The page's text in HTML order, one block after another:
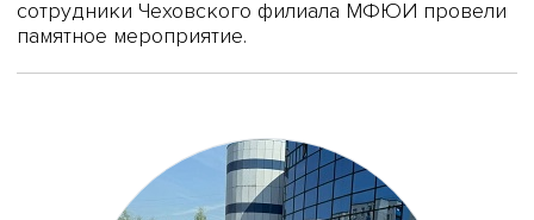
сотрудники Чеховского филиала МФЮИ провели
памятное мероприятие.